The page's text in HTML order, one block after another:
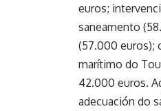
euros;
saneamento
(57.000 euros);
marítimo do
42.000 euros.
adecuación do